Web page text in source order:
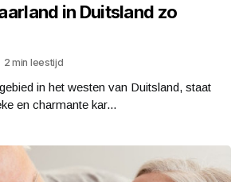
in Duitsland zo
2 min leestijd
in het westen van Duitsland, staat
en charmante kar...